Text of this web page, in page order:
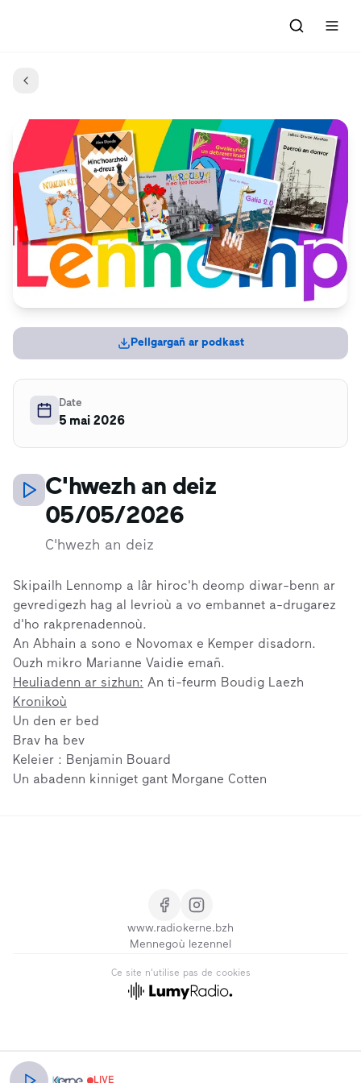
Abadennoù
Dre rannoù
Kael ar programmoù
Ar gevredigezh
Emezelañ
Darempred
BR
Pellgargañ ar podkast
Date
5 mai 2026
C'hwezh an deiz
05/05/2026
C'hwezh an deiz
Skipailh Lennomp a lâr hiroc'h deomp diwar-benn ar
gevredigezh hag al levrioù a vo embannet a-drugarez
d'ho rakprenadennoù.
An Abhain a sono e Novomax e Kemper disadorn.
Ouzh mikro Marianne Vaidie emañ.
Heuliadenn ar sizhun: An ti-feurm Boudig Laezh
Kronikoù
Un den er bed
Brav ha bev
Keleier : Benjamin Bouard
Un abadenn kinniget gant Morgane Cotten
www.radiokerne.bzh
Mennegoù lezennel
Ce site n'utilise pas de cookies
LIVE